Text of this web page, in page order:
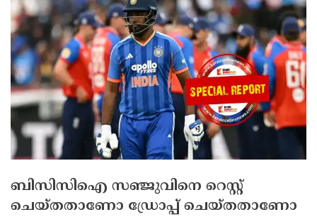
ബിസിസിഐ സഞ്ജുവിനെ റെസ്റ്റ്
ചെയ്തതാണോ ഡ്രോപ്പ് ചെയ്തതാണോ